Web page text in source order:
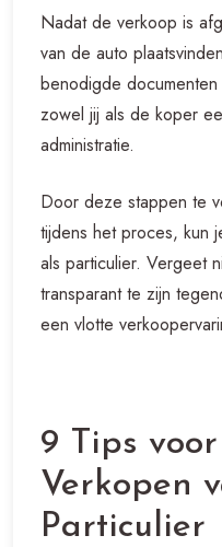
Nadat de verkoop is
van de auto
benodigde
zowel jij als de koper
administratie.
Door deze stappen te
tijdens het proces, kun
als particulier. Vergeet
transparant te zijn
een vlotte
9 Tips
Verkopen
Particulier